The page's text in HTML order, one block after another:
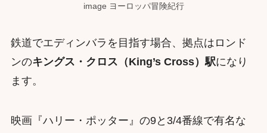
image ヨーロッパ冒険紀行
鉄道でエディンバラを目指す場合、拠点はロンド
ンのキングス・クロス（King’s Cross）駅になり
ます。
映画『ハリー・ポッター』の9と3/4番線で有名な